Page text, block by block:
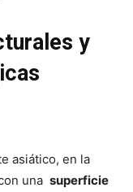
y
asiático, en la
una superficie